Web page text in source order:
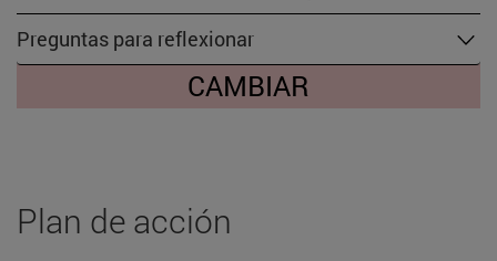
Preguntas para reflexionar
CAMBIAR
Plan de acción